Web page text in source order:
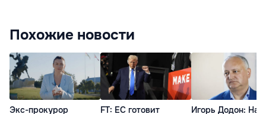
Похожие новости
Экс-прокурор
FT: ЕС готовит
Игорь Додон: Наш